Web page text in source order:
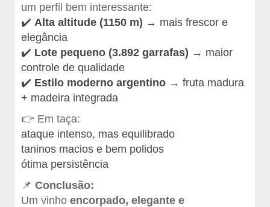
um perfil bem interessante:
✔️ Alta altitude (1150 m) → mais frescor e
elegância
✔️ Lote pequeno (3.892 garrafas) → maior
controle de qualidade
✔️ Estilo moderno argentino → fruta madura
+ madeira integrada
👉 Em taça:
ataque intenso, mas equilibrado
taninos macios e bem polidos
ótima persistência
📌 Conclusão:
Um vinho encorpado, elegante e